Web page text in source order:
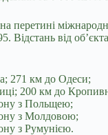
перетині
Відстань від
271 км до Одеси;
200 км до
з Польщею;
з Молдовою;
з Румунією.